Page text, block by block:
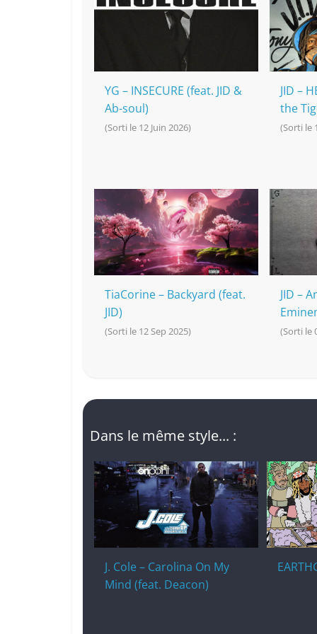
at
YG – INSECURE (feat. JID &
Ab-soul)
(Sorti le 12 Juin 2026)
JID –
the
(Sorti le
TiaCorine – Backyard (feat.
JID)
(Sorti le 12 Sep 2025)
JID –
(Sorti le
Dans le même style... :
J. Cole – Carolina On My
Mind (feat. Deacon)